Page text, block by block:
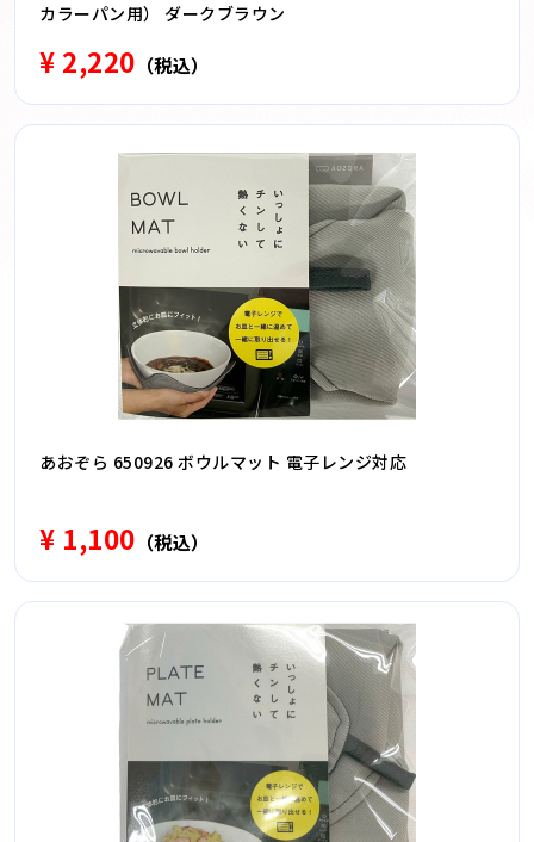
カラーパン用） ダークブラウン
¥ 2,220 （税込）
あおぞら 650926 ボウルマット 電子レンジ対応
¥ 1,100 （税込）